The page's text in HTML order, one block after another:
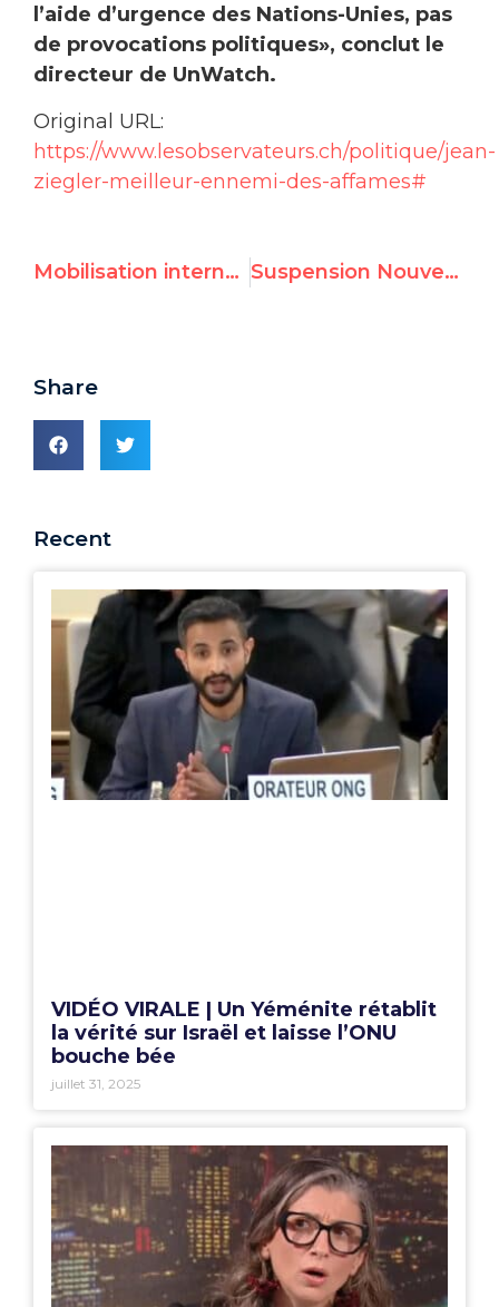
l’aide d’urgence des Nations-Unies, pas
de provocations politiques», conclut le
directeur de UnWatch.
Original URL:
https://www.lesobservateurs.ch/politique/jean-
ziegler-meilleur-ennemi-des-affames#
Mobilisation internationale pour le blogueur Maïkel Nabil Suspension Nouveau front contre la Syrie à l’Unesco
Share
Recent
VIDÉO VIRALE | Un Yéménite rétablit
la vérité sur Israël et laisse l’ONU
bouche bée
juillet 31, 2025